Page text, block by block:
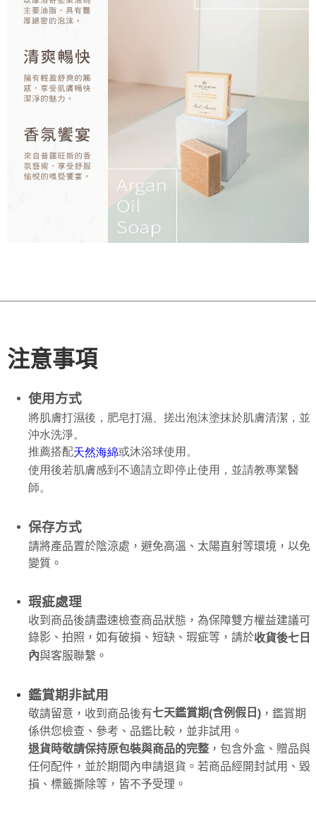
請求用戶進行身份認證。
５．嚴禁一人註冊多個帳號或使用他人資訊註冊。若發現惡意使用之情形，
注意事項
使用方式
將肌膚打濕後，肥皂打濕、搓出泡沫塗抹於肌膚清潔，並
沖水洗淨。
推薦搭配天然海綿或沐浴球使用。
使用後若肌膚感到不適請立即停止使用，並請教專業醫
師。
保存方式
請將產品置於陰涼處，避免高溫、太陽直射等環境，以免
變質。
瑕疵處理
收到商品後請盡速檢查商品狀態，為保障雙方權益建議可
錄影、拍照，如有破損、短缺、瑕疵等，請於收貨後七日
內與客服聯繫。
鑑賞期非試用
敬請留意，收到商品後有七天鑑賞期(含例假日 ) ，鑑賞期
係供您檢查、參考、品鑑比較，並非試用。
退貨時敬請保持原包裝與商品的完整 ，包含外盒、贈品與
任何配件，並於期間內申請退貨。若商品經開封試用、毀
損、標籤撕除等，皆不予受理。